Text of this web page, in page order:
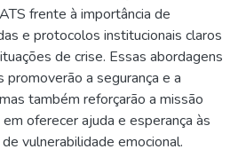
frente à importância de
e protocolos institucionais claros
de crise. Essas abordagens
a segurança e a
também reforçarão a missão
oferecer ajuda e esperança às
vulnerabilidade emocional.